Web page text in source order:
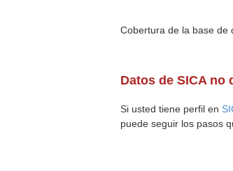
Cobertura de la base
Datos de SICA no
Si usted tiene perfil en
puede seguir los pasos